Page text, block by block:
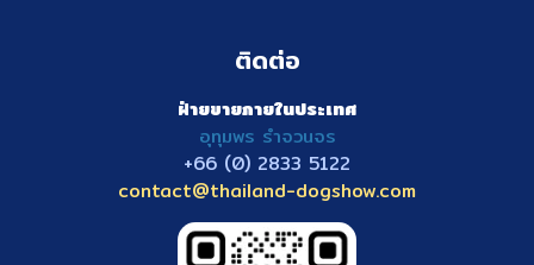
ติดต่อ
ฝ่ายขายภายในประเทศ
อุทุมพร รำจวนจร
+66 (0) 2833 5122
contact@thailand-dogshow.com